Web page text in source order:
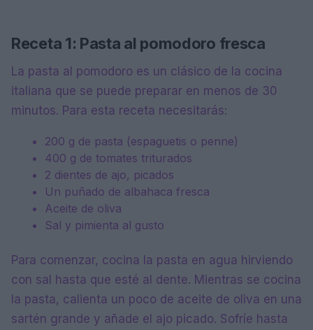
Receta 1: Pasta al pomodoro fresca
La pasta al pomodoro es un clásico de la cocina
italiana que se puede preparar en menos de 30
minutos. Para esta receta necesitarás:
200 g de pasta (espaguetis o penne)
400 g de tomates triturados
2 dientes de ajo, picados
Un puñado de albahaca fresca
Aceite de oliva
Sal y pimienta al gusto
Para comenzar, cocina la pasta en agua hirviendo
con sal hasta que esté al dente. Mientras se cocina
la pasta, calienta un poco de aceite de oliva en una
sartén grande y añade el ajo picado. Sofríe hasta